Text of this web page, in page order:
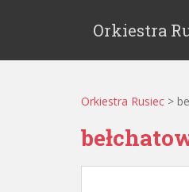
Orkiestra
Orkiestra Rusiec >